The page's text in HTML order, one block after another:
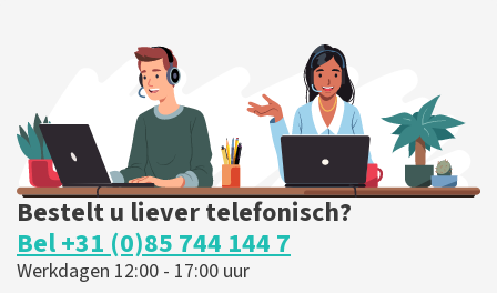
BESTEL NU
Bestelt u liever telefonisch?
Bel +31 (0)85 744 144 7
Werkdagen 12:00 - 17:00 uur